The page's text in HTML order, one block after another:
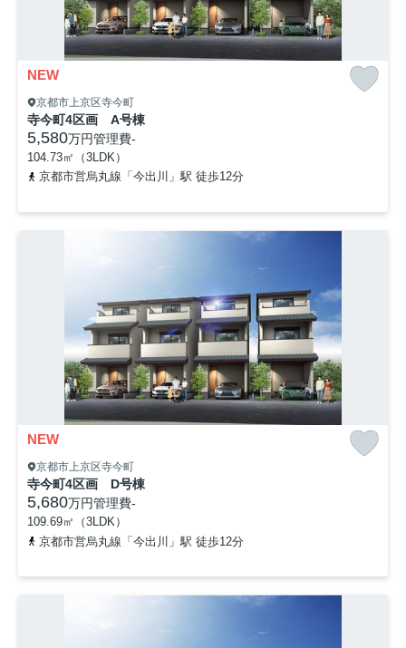
NEW
京都市上京区寺今町
寺今町4区画 A号棟
5,580万円管理費-
104.73㎡（3LDK）
京都市営烏丸線「今出川」駅 徒歩12分
NEW
京都市上京区寺今町
寺今町4区画 D号棟
5,680万円管理費-
109.69㎡（3LDK）
京都市営烏丸線「今出川」駅 徒歩12分